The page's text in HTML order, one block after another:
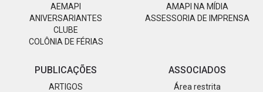
AEMAPI
ANIVERSARIANTES
CLUBE
COLÔNIA DE FÉRIAS
AMAPI NA MÍDIA
ASSESSORIA DE IMPRENSA
PUBLICAÇÕES
ARTIGOS
ASSOCIADOS
Área restrita